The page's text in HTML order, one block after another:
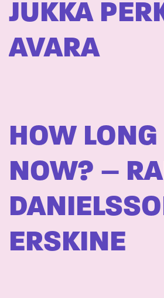
JUKKA
AVARA
HOW
NOW? –
ERSKINE